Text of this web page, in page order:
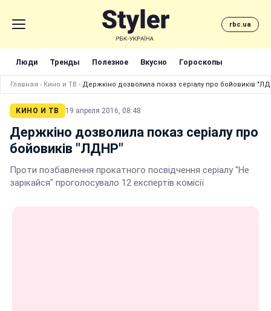
rbc.ua
Люди Тренды Полезное Вкусно Гороскопы
Главная › Кино и ТВ › Держкіно дозволила показ серіалу про бойовиків
КИНО И ТВ 19 апреля 2016, 08:48
Держкіно дозволила показ серіалу про
бойовиків "ЛДНР"
Проти позбавлення прокатного посвідчення серіалу "Не
зарікайся" проголосувало 12 експертів комісії